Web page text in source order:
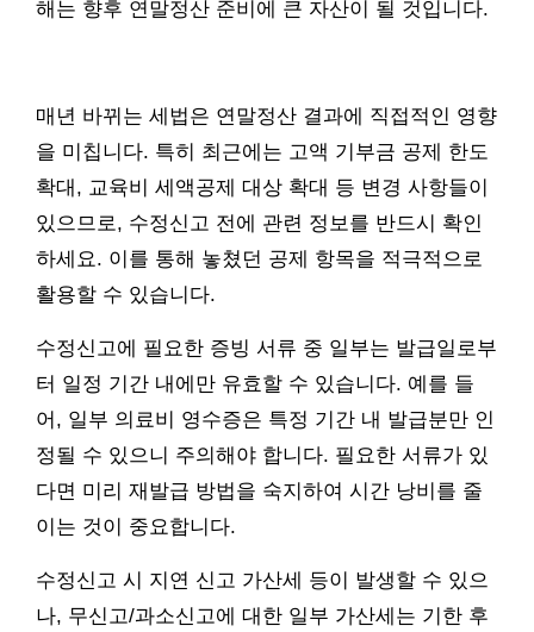
해는 향후 연말정산 준비에 큰 자산이 될 것입니다.
매년 바뀌는 세법은 연말정산 결과에 직접적인 영향
을 미칩니다. 특히 최근에는 고액 기부금 공제 한도
확대, 교육비 세액공제 대상 확대 등 변경 사항들이
있으므로, 수정신고 전에 관련 정보를 반드시 확인
하세요. 이를 통해 놓쳤던 공제 항목을 적극적으로
활용할 수 있습니다.
수정신고에 필요한 증빙 서류 중 일부는 발급일로부
터 일정 기간 내에만 유효할 수 있습니다. 예를 들
어, 일부 의료비 영수증은 특정 기간 내 발급분만 인
정될 수 있으니 주의해야 합니다. 필요한 서류가 있
다면 미리 재발급 방법을 숙지하여 시간 낭비를 줄
이는 것이 중요합니다.
수정신고 시 지연 신고 가산세 등이 발생할 수 있으
나, 무신고/과소신고에 대한 일부 가산세는 기한 후